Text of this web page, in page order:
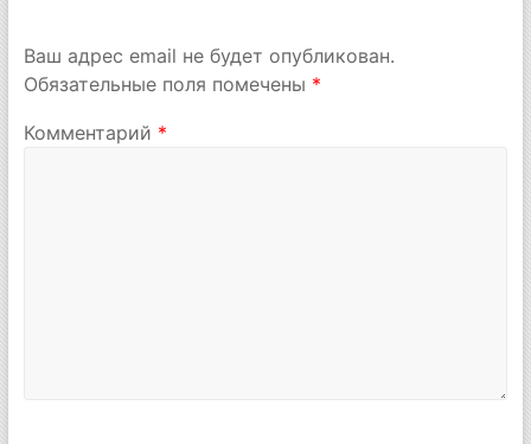
Ваш адрес email не будет опубликован.
Обязательные поля помечены *
Комментарий *